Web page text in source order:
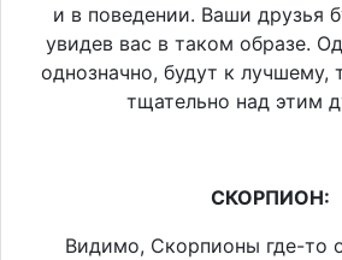
и в поведении. Ваши друзья
увидев вас в таком образе.
однозначно, будут к лучшему,
тщательно над этим
СКОРПИОН:
Видимо, Скорпионы где-то